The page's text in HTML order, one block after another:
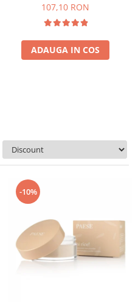
107,10 RON
ADAUGA IN COS
-10%